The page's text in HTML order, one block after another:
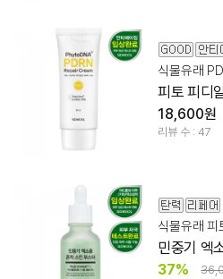
18,600원
리뷰 수 : 47
민중기 엑
37%